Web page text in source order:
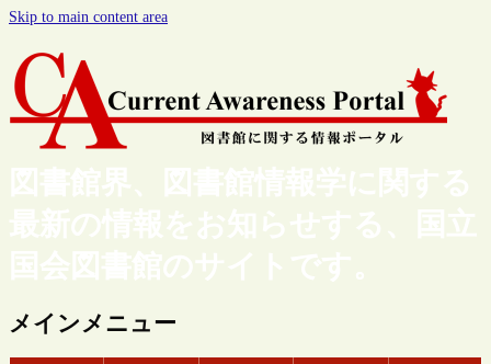
Skip to main content area
図書館界、図書館情報学に関する
最新の情報をお知らせする、国立
国会図書館のサイトです。
メインメニュー